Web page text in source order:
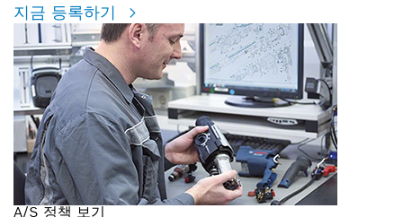
지금 등록하기
A/S 정책 보기